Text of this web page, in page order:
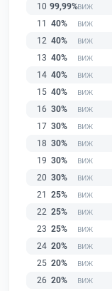
10 99,99%
11 40%
12 40%
13 40%
14 40%
15 40%
16 30%
17 30%
18 30%
19 30%
20 30%
21 25%
22 25%
23 25%
24 20%
25 20%
26 20%